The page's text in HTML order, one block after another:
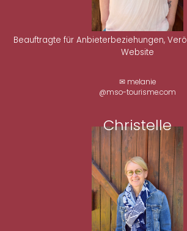
Beauftragte für Anbieterbeziehungen,
Website
✉ melanie
@mso-tourisme.com
Christelle